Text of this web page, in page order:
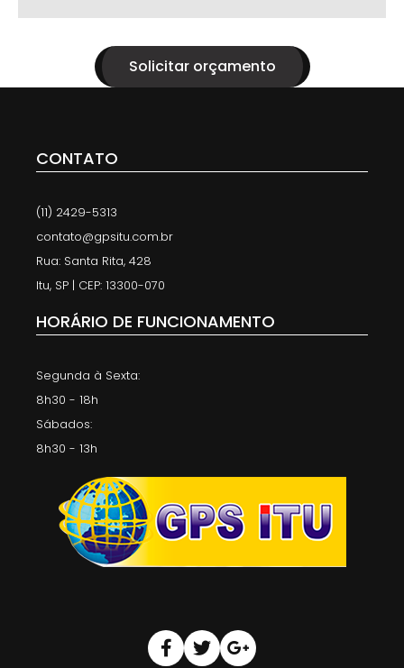
Solicitar orçamento
CONTATO
(11) 2429-5313
contato@gpsitu.com.br
Rua: Santa Rita, 428
Itu, SP | CEP: 13300-070
HORÁRIO DE FUNCIONAMENTO
Segunda à Sexta:
8h30 - 18h
Sábados:
8h30 - 13h